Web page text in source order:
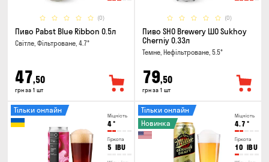
(0)
Пиво Pabst Blue Ribbon 0.5л
Світле, Фільтроване, 4.7°
47,50
грн за 1 шт
(0)
Пиво SHO Brewery ШО Sukhoy
Cherniy 0.33л
Темне, Нефільтроване, 5.5°
79,50
грн за 1 шт
Міцність
4°
Гіркота
5 IBU
Тільки онлайн
Міцність
4.7 °
Гіркота
10 IBU
Тільки онлайн
Новинка